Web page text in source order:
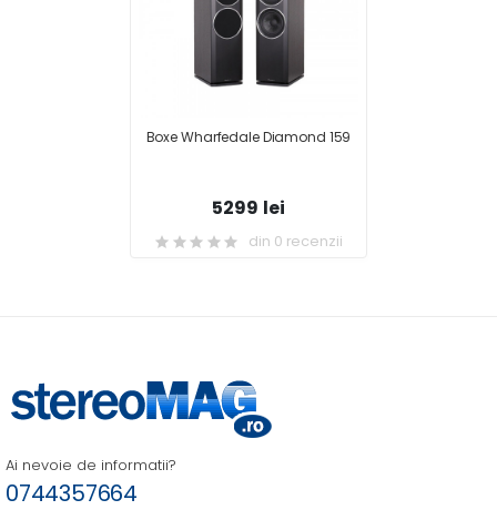
Boxe Wharfedale Diamond 159
5299 lei
din 0 recenzii
Ai nevoie de informatii?
0744357664